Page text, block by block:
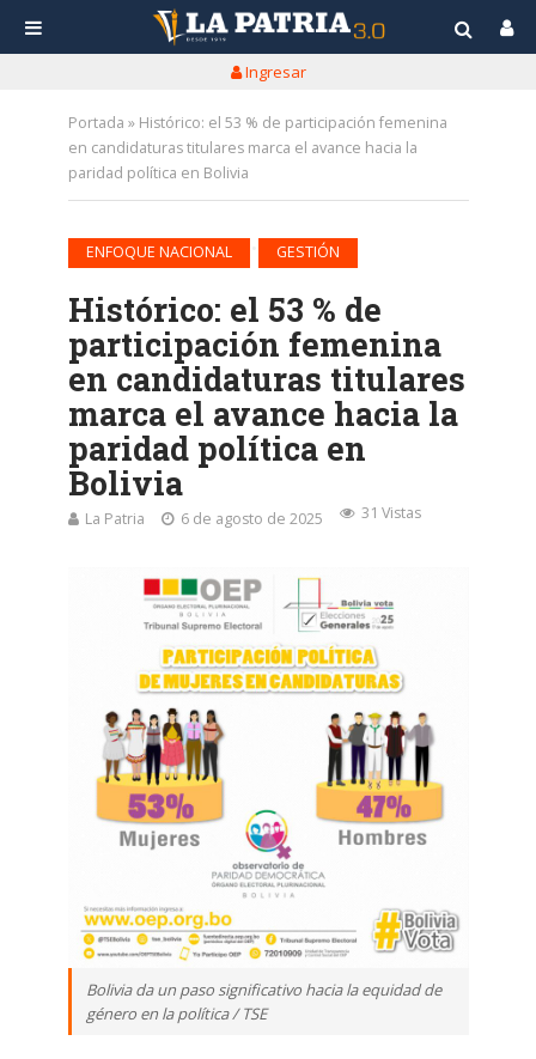
Ingresar
Portada » Histórico: el 53 % de participación femenina
en candidaturas titulares marca el avance hacia la
paridad política en Bolivia
ENFOQUE NACIONAL GESTIÓN
Histórico: el 53 % de
participación femenina
en candidaturas titulares
marca el avance hacia la
paridad política en
Bolivia
La Patria 6 de agosto de 2025 31 Vistas
Bolivia da un paso significativo hacia la equidad de
género en la política / TSE